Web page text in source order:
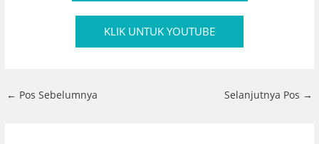
KLIK UNTUK YOUTUBE
← Pos Sebelumnya Selanjutnya Pos →